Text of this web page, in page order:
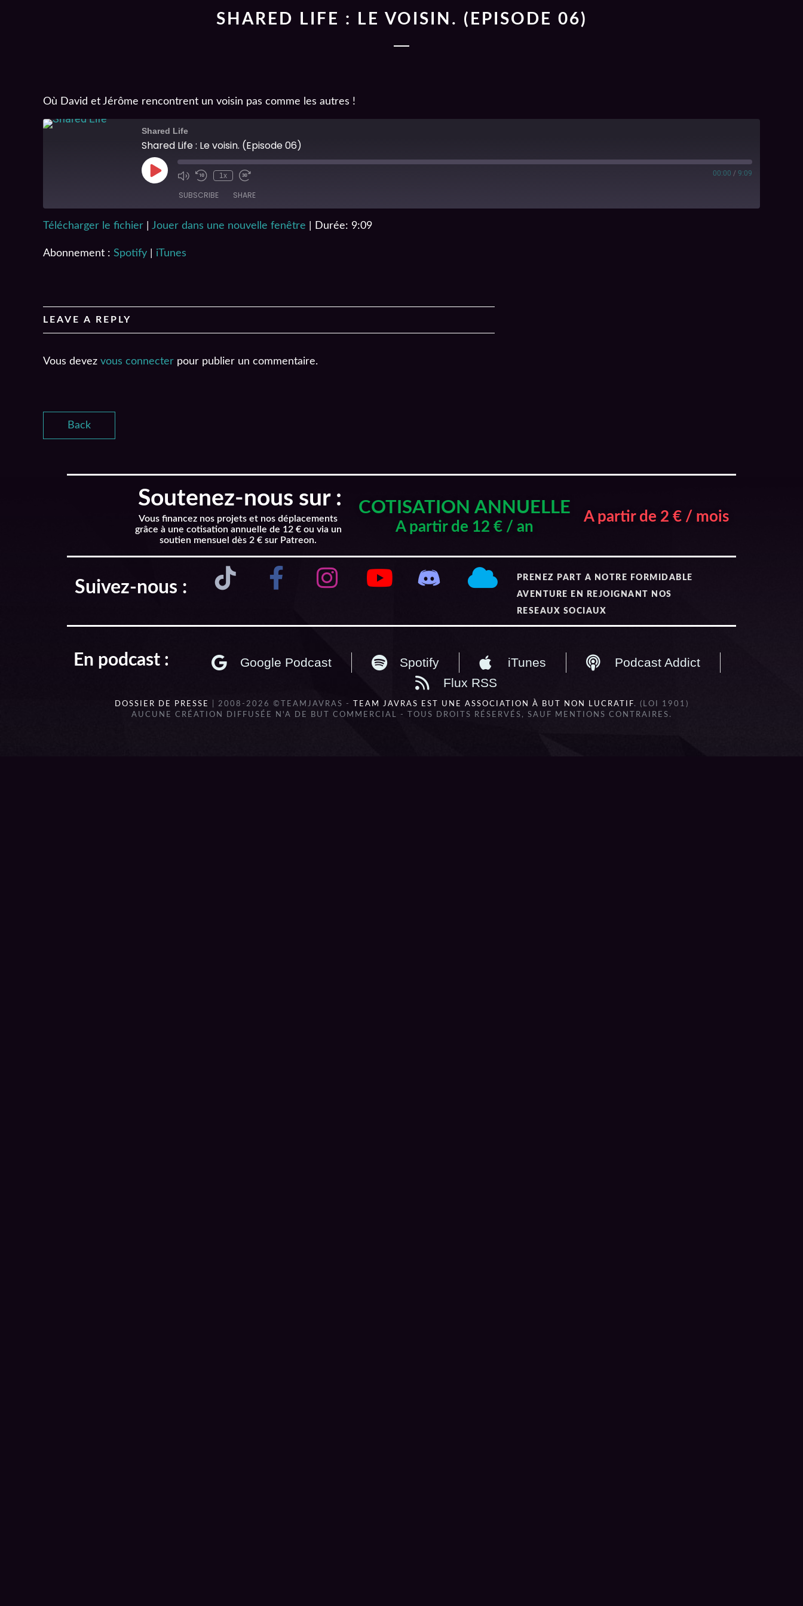
SHARED LIFE : LE VOISIN. (EPISODE 06)
Où David et Jérôme rencontrent un voisin pas comme les autres !
Shared Life
Shared Life : Le voisin. (Episode 06)
1x 00:00 / 9:09
SUBSCRIBE SHARE
Spotify iTunes
RSS FEED
SHARE
LINK
Télécharger le fichier Jouer dans une nouvelle fenêtre Durée: 9:09
Abonnement : Spotify iTunes
LEAVE A REPLY
Vous devez vous connecter pour publier un commentaire.
Back
Soutenez-nous sur :
Vous financez nos projets et nos déplacements
grâce à une cotisation annuelle de 12 € ou via un
soutien mensuel dès 2 € sur Patreon.
COTISATION ANNUELLE
A partir de 12 € / an
A partir de 2 € / mois
Suivez-nous :
PRENEZ PART A NOTRE FORMIDABLE
AVENTURE EN REJOIGNANT NOS
RESEAUX SOCIAUX
En podcast : Google Podcast Spotify iTunes
Podcast Addict
Flux RSS
DOSSIER DE PRESSE | 2008-2026 ©TEAMJAVRAS - TEAM JAVRAS EST UNE ASSOCIATION À BUT NON LUCRATIF. (LOI 1901)
AUCUNE CRÉATION DIFFUSÉE N'A DE BUT COMMERCIAL - TOUS DROITS RÉSERVÉS, SAUF MENTIONS CONTRAIRES.